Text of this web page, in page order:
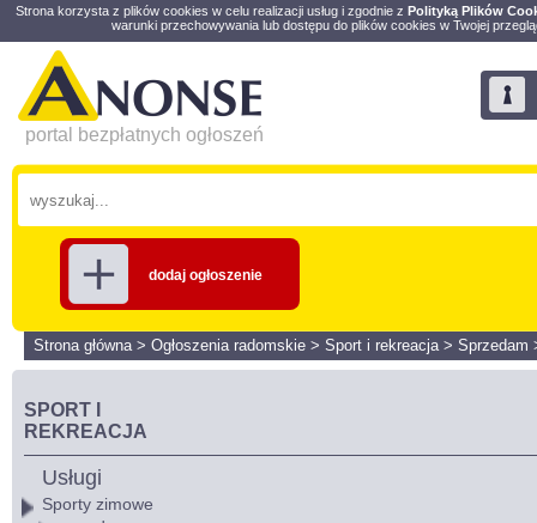
Strona korzysta z plików cookies w celu realizacji usług i zgodnie z Polityką Plików
warunki przechowywania lub dostępu do plików cookies w Twojej
portal bezpłatnych ogłoszeń
dodaj ogłoszenie
Strona główna> Ogłoszenia radomskie > Sport i rekreacja> Sprzedam
SPORT I
REKREACJA
Usługi
Sporty zimowe